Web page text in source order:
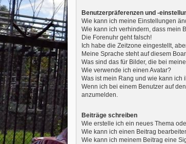
Benutzerpräferenzen und -
Wie kann ich meine Einstellungen
Wie kann ich verhindern, dass mein
Die Forenuhr geht falsch!
Ich habe die Zeitzone eingestellt,
Meine Sprache steht auf diesem
Was sind das für Bilder, die bei
Wie verwende ich einen Avatar?
Was ist mein Rang und wie kann ich
Wenn ich bei einem Benutzer auf
anzumelden.
Beiträge schreiben
Wie erstelle ich ein neues Thema
Wie kann ich einen Beitrag
Wie kann ich meinem Beitrag eine